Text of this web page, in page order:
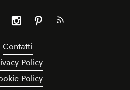
Contatti
Policy
Policy